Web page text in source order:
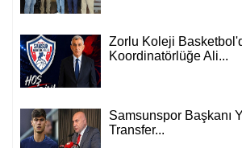
Zorlu Koleji
Koordinatörlüğe Ali...
Samsunspor Başkanı
Transfer...